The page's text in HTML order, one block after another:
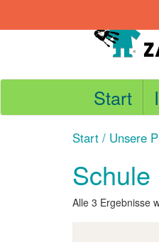
Start
Start / Unsere
Schule
Alle 3 Ergebnisse